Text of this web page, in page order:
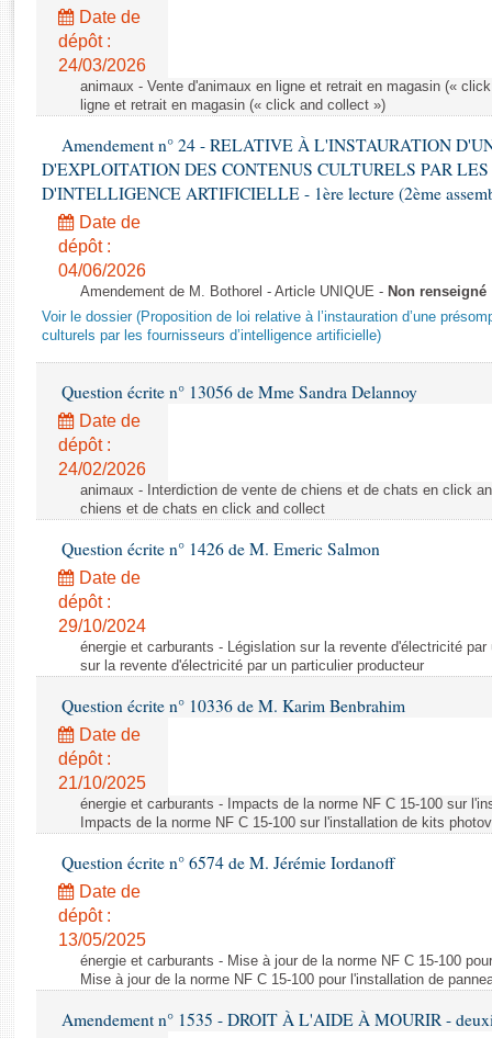
Rapports législatifs
Rapports sur l'application des lois
Baromètre de l’application des lois
Dossiers législatifs
Budget et sécurité sociale
Questions écrites et orales
Comptes rendus des débats
Date de
dépôt :
24/03/2026
animaux - Vente d'animaux en ligne et retrait en magasin («
ligne et retrait en magasin (« click and collect »)
Amendement n° 24 - RELATIVE À L'INSTAURATION
D'EXPLOITATION DES CONTENUS CULTURELS PAR LES
D'INTELLIGENCE ARTIFICIELLE - 1ère lecture (2ème
Date de
dépôt :
04/06/2026
Amendement de M. Bothorel - Article UNIQUE - Non renseigné
Voir le dossier (Proposition de loi relative à l’instauration d’une
culturels par les fournisseurs d’intelligence artificielle)
Question écrite n° 13056 de Mme Sandra Delannoy
Date de
dépôt :
24/02/2026
animaux - Interdiction de vente de chiens et de chats en click
chiens et de chats en click and collect
Question écrite n° 1426 de M. Emeric Salmon
Date de
dépôt :
29/10/2024
énergie et carburants - Législation sur la revente d'électricité
sur la revente d'électricité par un particulier producteur
Question écrite n° 10336 de M. Karim Benbrahim
Date de
dépôt :
21/10/2025
énergie et carburants - Impacts de la norme NF C 15-100 sur
Impacts de la norme NF C 15-100 sur l'installation de kits
Question écrite n° 6574 de M. Jérémie Iordanoff
Date de
dépôt :
13/05/2025
énergie et carburants - Mise à jour de la norme NF C 15-100
Mise à jour de la norme NF C 15-100 pour l'installation de
Amendement n° 1535 - DROIT À L'AIDE À MOURIR -